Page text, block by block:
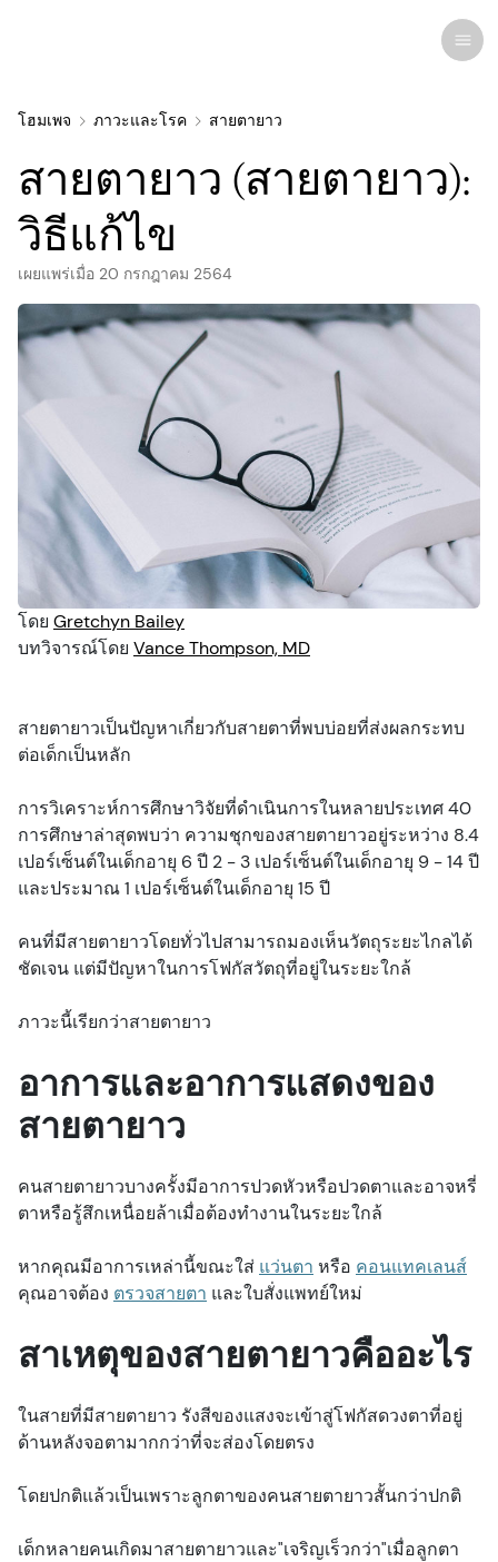
โรคตาทุกชนิด
ที่เกี่ยวข้อง
โรคคอมพิวเตอร์วิชั่นซินโดรม
การติดเชื้อและอาการแพ้
อาการบาดเจ็บที่ดวงตา
อาการ
ผลิตภัณฑ์ดูแลดวงตาเพื่อความงาม
กายวิภาคของดวงตา
จักษุแพทย์
ยาหยอดตา
ตรวจสายตา
สุขภาพการมองเห็น
ผู้ปกครองและเด็ก
วิสัยทัศน์และความปลอดภัยบนท้องถนน
ยาและเวชภัณฑ์
การรักษา
การบำบัดการมองเห็น
ศัลยกรรมสายตา
คอนแทคเลนส์
แว่นตา
แว่นกันแดด
ความเชี่ยวชาญ
การทำนุบำรุง
ความสนใจของมนุษย์
อินโฟกราฟิค
ข่าว
จดหมายข่าว
พอดแคสต์
แบบทดสอบ
ภาวะและโรค
การดูแลดวงตา
การรักษาและการผ่าตัด
แว่นตา
ทรัพยากร
การวิจัยล่าสุด
โฮมเพจ ภาวะและโรค สายตายาว
สายตายาว (สายตายาว):
วิธีแก้ไข
เผยแพร่เมื่อ 20 กรกฎาคม 2564
โดย Gretchyn Bailey
บทวิจารณ์โดย Vance Thompson, MD
สายตายาวเป็นปัญหาเกี่ยวกับสายตาที่พบบ่อยที่ส่งผลกระทบ
ต่อเด็กเป็นหลัก
การวิเคราะห์การศึกษาวิจัยที่ดำเนินการในหลายประเทศ 40
การศึกษาล่าสุดพบว่า ความชุกของสายตายาวอยู่ระหว่าง 8.4
เปอร์เซ็นต์ในเด็กอายุ 6 ปี 2 - 3 เปอร์เซ็นต์ในเด็กอายุ 9 - 14 ปี
และประมาณ 1 เปอร์เซ็นต์ในเด็กอายุ 15 ปี
คนที่มีสายตายาวโดยทั่วไปสามารถมองเห็นวัตถุระยะไกลได้
ชัดเจน แต่มีปัญหาในการโฟกัสวัตถุที่อยู่ในระยะใกล้
ภาวะนี้เรียกว่าสายตายาว
อาการและอาการแสดงของ
สายตายาว
คนสายตายาวบางครั้งมีอาการปวดหัวหรือปวดตาและอาจหรี่
ตาหรือรู้สึกเหนื่อยล้าเมื่อต้องทำงานในระยะใกล้
หากคุณมีอาการเหล่านี้ขณะใส่ แว่นตา หรือ คอนแทคเลนส์
คุณอาจต้อง ตรวจสายตา และใบสั่งแพทย์ใหม่
สาเหตุของสายตายาวคืออะไร
ในสายที่มีสายตายาว รังสีของแสงจะเข้าสู่โฟกัสดวงตาที่อยู่
ด้านหลังจอตามากกว่าที่จะส่องโดยตรง
โดยปกติแล้วเป็นเพราะลูกตาของคนสายตายาวสั้นกว่าปกติ
เด็กหลายคนเกิดมาสายตายาวและ"เจริญเร็วกว่า"เมื่อลูกตา